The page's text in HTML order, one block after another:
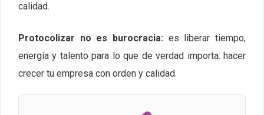
calidad.
Protocolizar no es burocracia: es liberar tiempo,
energía y talento para lo que de verdad importa: hacer
crecer tu empresa con orden y calidad.